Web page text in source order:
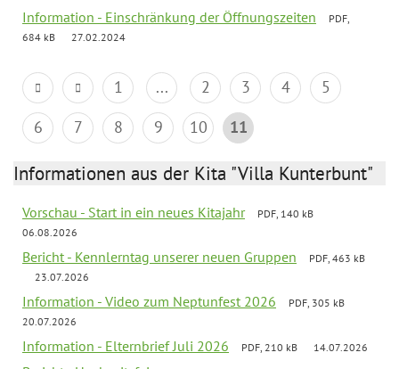
Information - Einschränkung der Öffnungszeiten
PDF,
684 kB
27.02.2024
1 ... 2 3 4
5
6
7 8 9 10 11
Informationen aus der Kita "Villa Kunterbunt"
Vorschau - Start in ein neues Kitajahr
PDF, 140 kB
06.08.2026
Bericht - Kennlerntag unserer neuen Gruppen
PDF, 463 kB
23.07.2026
Information - Video zum Neptunfest 2026
PDF, 305 kB
20.07.2026
Information - Elternbrief Juli 2026 PDF, 210 kB 14.07.2026